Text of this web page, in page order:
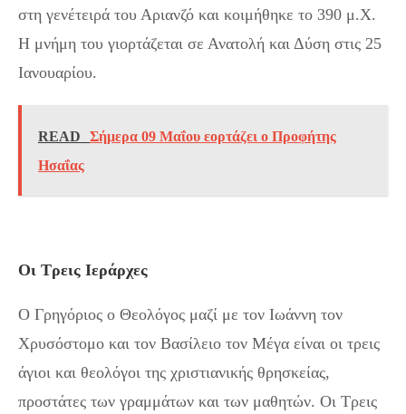
στη γενέτειρά του Αριανζό και κοιμήθηκε το 390 μ.Χ.
Η μνήμη του γιορτάζεται σε Ανατολή και Δύση στις 25
Ιανουαρίου.
READ
Σήμερα 09 Μαΐου εορτάζει ο Προφήτης
Ησαΐας
Οι Τρεις Ιεράρχες
Ο Γρηγόριος ο Θεολόγος μαζί με τον Ιωάννη τον
Χρυσόστομο και τον Βασίλειο τον Μέγα είναι οι τρεις
άγιοι και θεολόγοι της χριστιανικής θρησκείας,
προστάτες των γραμμάτων και των μαθητών. Οι Τρεις